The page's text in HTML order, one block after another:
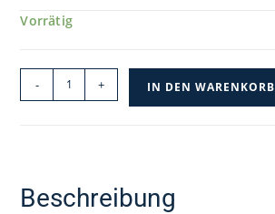
Vorrätig
10
Menge
- + IN DEN WARENKORB
Beschreibung